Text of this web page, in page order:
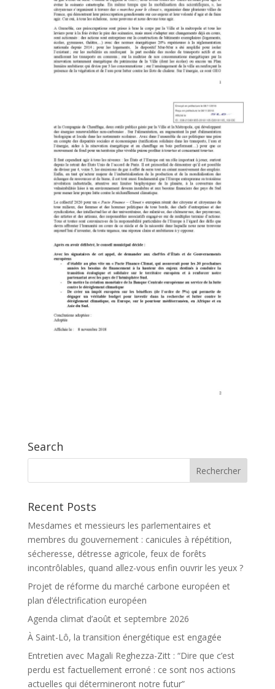
Search
Recent Posts
Mesdames et messieurs les parlementaires et
membres du gouvernement : canicules à répétition,
sécheresse, détresse agricole, feux de forêts
incontrôlables, quand allez-vous enfin ouvrir les yeux ?
Projet de réforme du marché carbone européen et
plan d’électrification européen
Agenda climat d’août et septembre 2026
À Saint-Lô, la transition énergétique est engagée
Entretien avec Magali Reghezza-Zitt : “Dire que c’est
perdu est factuellement erroné : ce sont nos actions
actuelles qui détermineront notre futur”